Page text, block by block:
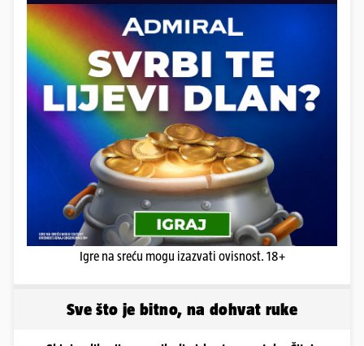
Igre na sreću mogu izazvati ovisnost. 18+
Sve što je bitno, na dohvat ruke